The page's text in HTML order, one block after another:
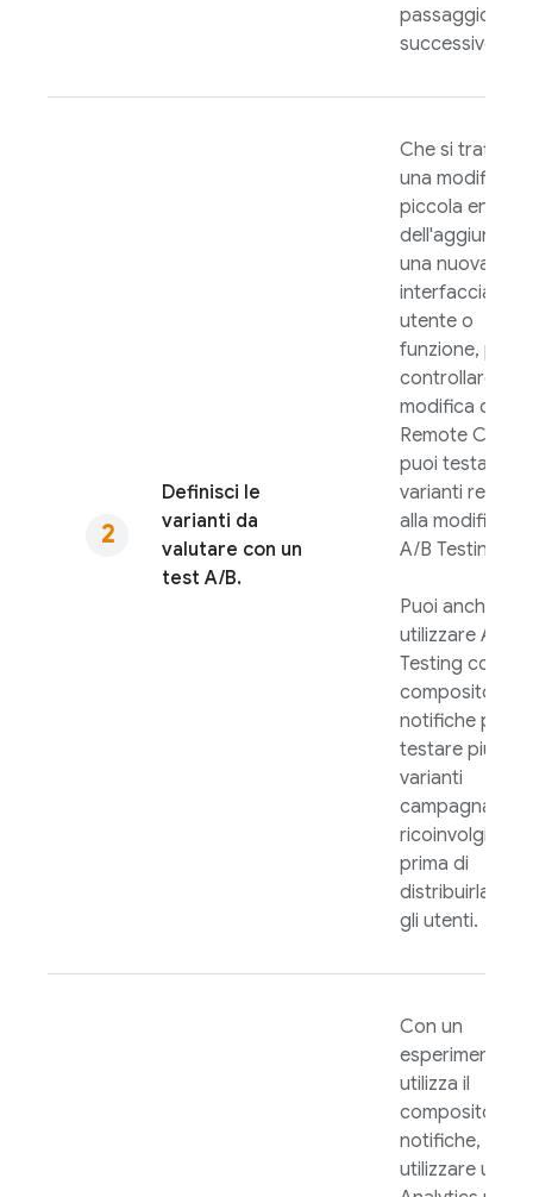
passaggio
successivo.
Definisci le
varianti da
valutare con un
test A/B.
Che si tratti di
una modifica di
piccola entità o
dell'aggiunta di
una nuova
interfaccia
utente o
funzione, puoi
controllare la
modifica con
Remote Config
puoi testare
varianti relative
alla modifica
A/B Testing
Puoi anche
utilizzare A/B
Testing con il
compositore di
notifiche per
testare più
varianti
campagna di
prima di
distribuirla a
gli utenti.
Con un
esperimento
utilizza il
compositore di
notifiche, puoi
utilizzare un